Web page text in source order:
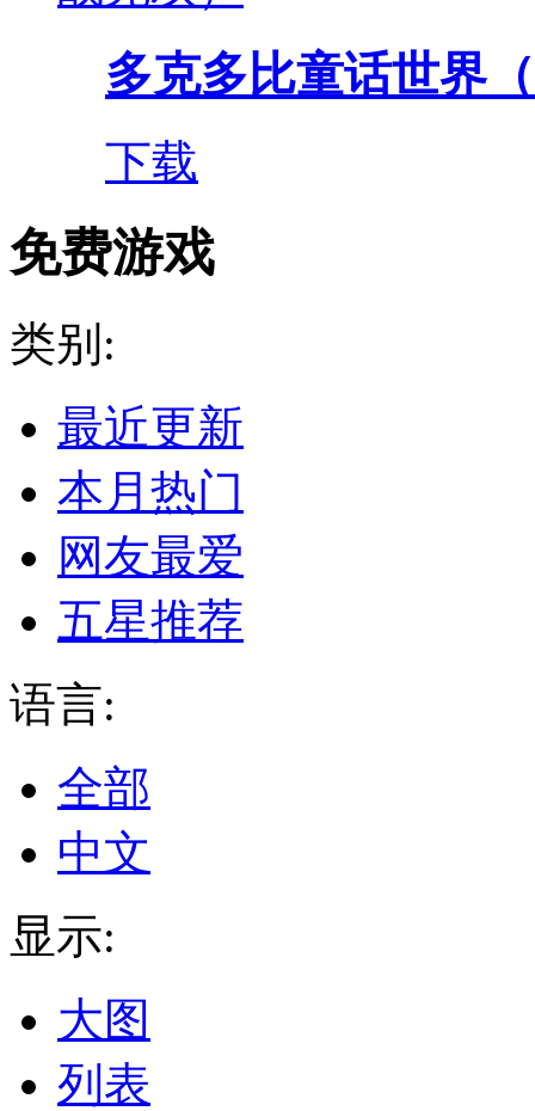
多克多比童话世界
下载
免费游戏
类别:
最近更新
本月热门
网友最爱
五星推荐
语言:
全部
中文
显示:
大图
列表